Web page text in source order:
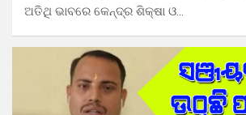
ଅତିଥି ଭାବରେ କେନ୍ଦ୍ର ଶିକ୍ଷା ଓ…